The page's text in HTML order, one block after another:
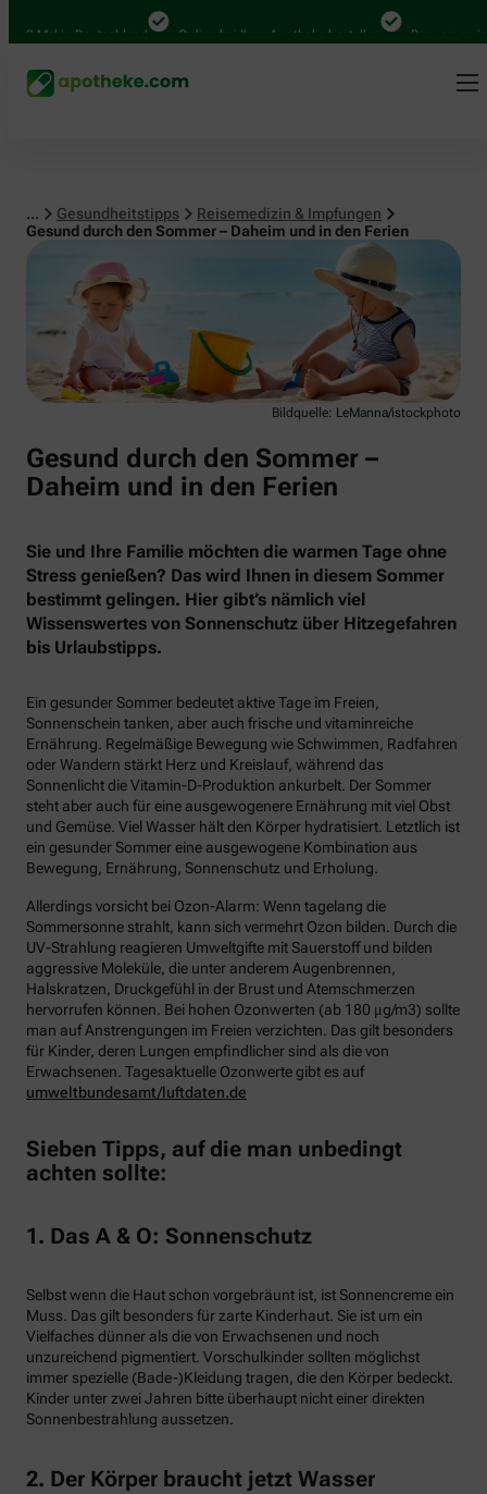
Mal in Deutschland Online bei Ihrer Apotheke bestellen Bequem
... Gesundheitstipps
Reisemedizin & Impfungen
Gesund durch den Sommer – Daheim und in den Ferien
Reisemedizin & Impfungen
Bildquelle: LeManna/istockphoto
Gesund durch den Sommer –
Daheim und in den Ferien
Sie und Ihre Familie möchten die warmen Tage ohne
Stress genießen? Das wird Ihnen in diesem Sommer
bestimmt gelingen. Hier gibt’s nämlich viel
Wissenswertes von Sonnenschutz über Hitzegefahren
bis Urlaubstipps.
Ein gesunder Sommer bedeutet aktive Tage im Freien,
Sonnenschein tanken, aber auch frische und vitaminreiche
Ernährung. Regelmäßige Bewegung wie Schwimmen, Radfahren
oder Wandern stärkt Herz und Kreislauf, während das
Sonnenlicht die Vitamin-D-Produktion ankurbelt. Der Sommer
steht aber auch für eine ausgewogenere Ernährung mit viel Obst
und Gemüse. Viel Wasser hält den Körper hydratisiert. Letztlich ist
ein gesunder Sommer eine ausgewogene Kombination aus
Bewegung, Ernährung, Sonnenschutz und Erholung.
Allerdings vorsicht bei Ozon-Alarm: Wenn tagelang die
Sommersonne strahlt, kann sich vermehrt Ozon bilden. Durch die
UV-Strahlung reagieren Umweltgifte mit Sauerstoff und bilden
aggressive Moleküle, die unter anderem Augenbrennen,
Halskratzen, Druckgefühl in der Brust und Atemschmerzen
hervorrufen können. Bei hohen Ozonwerten (ab 180 μg/m3) sollte
man auf Anstrengungen im Freien verzichten. Das gilt besonders
für Kinder, deren Lungen empfindlicher sind als die von
Erwachsenen. Tagesaktuelle Ozonwerte gibt es auf
umweltbundesamt/luftdaten.de
Sieben Tipps, auf die man unbedingt
achten sollte:
1. Das A & O: Sonnenschutz
Selbst wenn die Haut schon vorgebräunt ist, ist Sonnencreme ein
Muss. Das gilt besonders für zarte Kinderhaut. Sie ist um ein
Vielfaches dünner als die von Erwachsenen und noch
unzureichend pigmentiert. Vorschulkinder sollten möglichst
immer spezielle (Bade-)Kleidung tragen, die den Körper bedeckt.
Kinder unter zwei Jahren bitte überhaupt nicht einer direkten
Sonnenbestrahlung aussetzen.
2. Der Körper braucht jetzt Wasser